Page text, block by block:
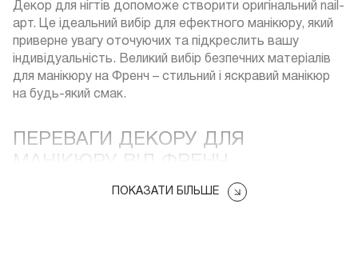
Декор для нігтів допоможе створити оригінальний nail-
арт. Це ідеальний вибір для ефектного манікюру, який
приверне увагу оточуючих та підкреслить вашу
індивідуальність. Великий вибір безпечних матеріалів
для манікюру на Френч – стильний і яскравий манікюр
на будь-який смак.
ПЕРЕВАГИ ДЕКОРУ ДЛЯ
ПОКАЗАТИ БІЛЬШЕ